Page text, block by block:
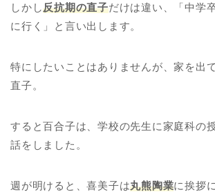
しかし反抗期の直子だけは違い、「中学
に行く」と言い出します。
特にしたいことはありませんが、家を出
直子。
すると百合子は、学校の先生に家庭科の
話をしました。
週が明けると、喜美子は丸熊陶業に挨拶